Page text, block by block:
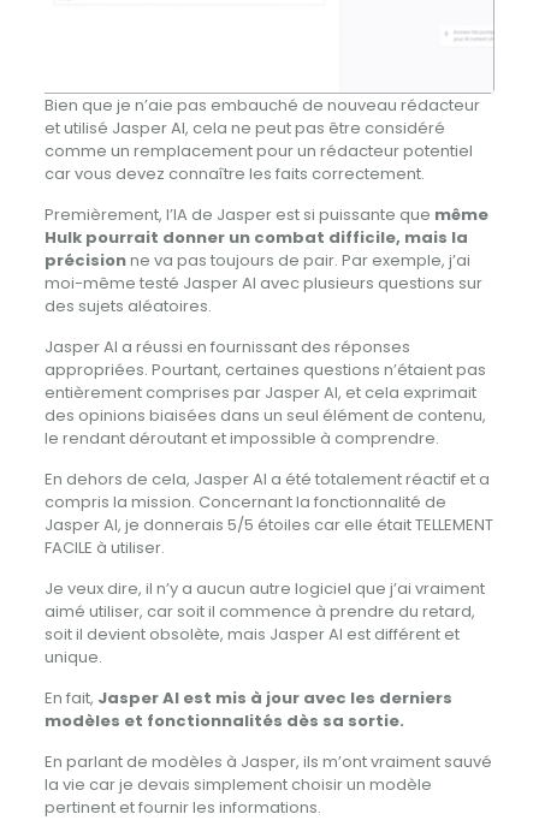
Bien que je n’aie pas embauché de nouveau rédacteur
et utilisé Jasper AI, cela ne peut pas être considéré
comme un remplacement pour un rédacteur potentiel
car vous devez connaître les faits correctement.
Premièrement, l’IA de Jasper est si puissante que même
Hulk pourrait donner un combat difficile, mais la
précisionne va pas toujours de pair. Par exemple, j’ai
moi-même testé Jasper AI avec plusieurs questions sur
des sujets aléatoires.
Jasper AI a réussi en fournissant des réponses
appropriées. Pourtant, certaines questions n’étaient pas
entièrement comprises par Jasper AI, et cela exprimait
des opinions biaisées dans un seul élément de contenu,
le rendant déroutant et impossible à comprendre.
En dehors de cela, Jasper AI a été totalement réactif et a
compris la mission. Concernant la fonctionnalité de
Jasper AI, je donnerais 5/5 étoiles car elle était TELLEMENT
FACILE à utiliser.
Je veux dire, il n’y a aucun autre logiciel que j’ai vraiment
aimé utiliser, car soit il commence à prendre du retard,
soit il devient obsolète, mais Jasper AI est différent et
unique.
En fait, Jasper AI est mis à jour avec les derniers
modèles et fonctionnalités dès sa sortie.
En parlant de modèles à Jasper, ils m’ont vraiment sauvé
la vie car je devais simplement choisir un modèle
pertinent et fournir les informations.